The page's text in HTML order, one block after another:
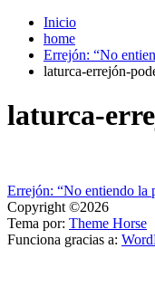
Inicio
home
Errejón: “No
laturca-errejón-
laturca-
Navegación
de
entradas
Errejón: “No entiendo la
Copyright ©2026
Tema por: Theme Horse
Funciona gracias a: